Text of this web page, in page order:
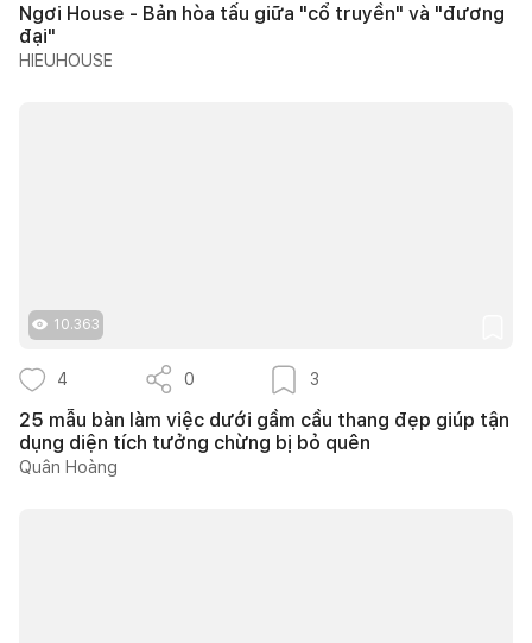
Ngơi House - Bản hòa tấu giữa "cổ truyền" và "đương
đại"
HIEUHOUSE
10.363
4 0 3
25 mẫu bàn làm việc dưới gầm cầu thang đẹp giúp tận
dụng diện tích tưởng chừng bị bỏ quên
Quân Hoàng